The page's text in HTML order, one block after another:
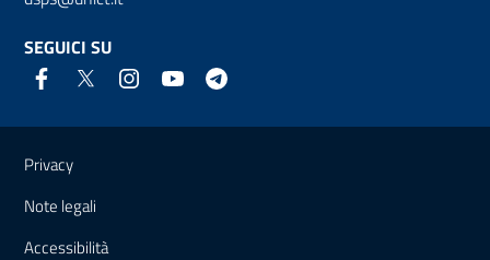
SEGUICI SU
Link e informazioni utili
Privacy
Note legali
Accessibilità